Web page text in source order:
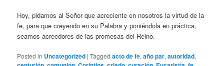
Hoy, pidamos al Señor que acreciente en nosotros la virtud de la
fe, para que creyendo en su Palabra y poniéndola en práctica,
seamos acreedores de las promesas del Reino.
Posted in Uncategorized |Tagged acto de fe,año par,autoridad,